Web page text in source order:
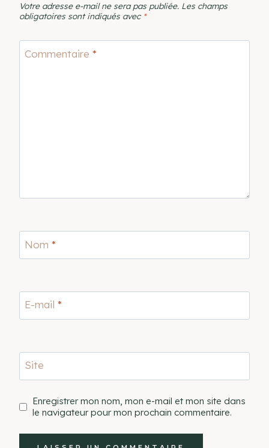
Votre adresse e-mail ne sera pas publiée. Les champs
obligatoires sont indiqués avec *
Commentaire *
Nom *
E-mail *
Site
Enregistrer mon nom, mon e-mail et mon site dans
le navigateur pour mon prochain commentaire.